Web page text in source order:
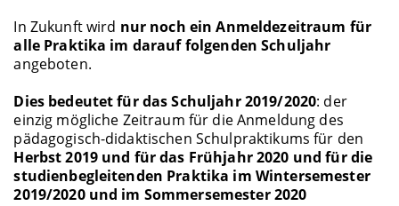
In Zukunft wird nur noch ein Anmeldezeitraum für
alle Praktika im darauf folgenden Schuljahr
angeboten.
Dies bedeutet für das Schuljahr 2019/2020: der
einzig mögliche Zeitraum für die Anmeldung des
pädagogisch-didaktischen Schulpraktikums für den
Herbst 2019 und für das Frühjahr 2020 und für die
studienbegleitenden Praktika im Wintersemester
2019/2020 und im Sommersemester 2020